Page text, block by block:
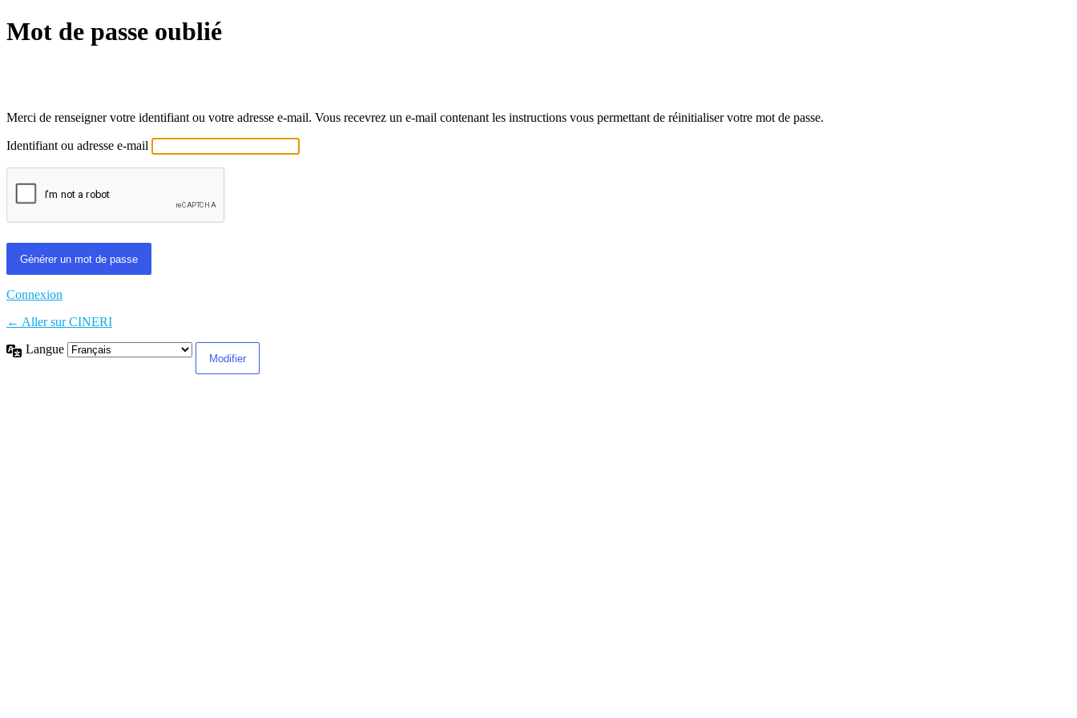
Mot de passe oublié
Merci de renseigner votre identifiant ou votre adresse e-mail. Vous recevrez un e-mail contenant les instructions vous permettant de réinitialiser votre mot de passe.
Identifiant ou adresse e-mail
Connexion
← Aller sur CINERI
Langue